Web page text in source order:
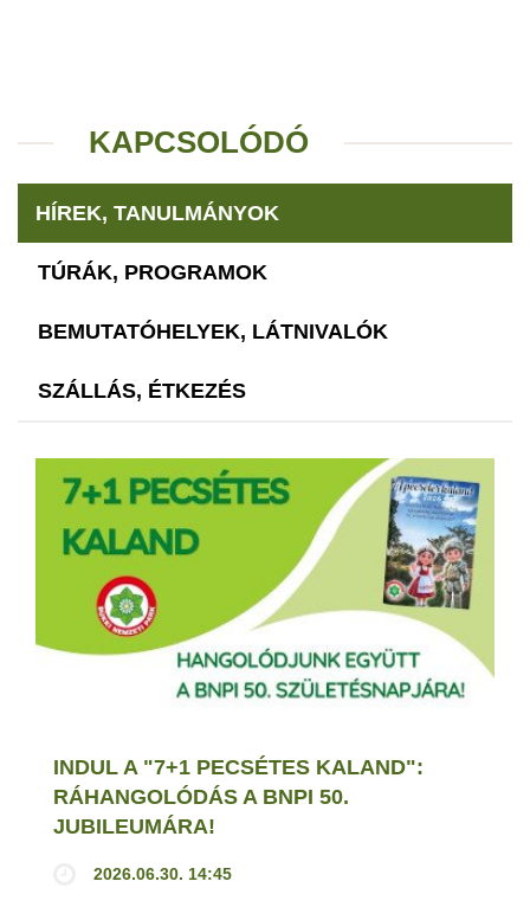
KAPCSOLÓDÓ
HÍREK, TANULMÁNYOK
TÚRÁK, PROGRAMOK
BEMUTATÓHELYEK, LÁTNIVALÓK
SZÁLLÁS, ÉTKEZÉS
INDUL A "7+1 PECSÉTES KALAND":
RÁHANGOLÓDÁS A BNPI 50.
JUBILEUMÁRA!
2026.06.30. 14:45